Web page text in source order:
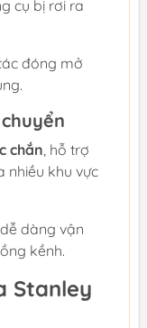
cụ bị rơi ra
đóng mở
chắn , hỗ trợ
nhiều khu vực
dàng vận
kềnh.
Stanley